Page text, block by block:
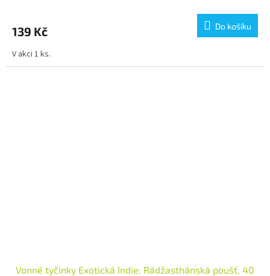
139 Kč Do košíku
V akci 1 ks.
Vonné tyčinky Exotická Indie: Rádžasthánská poušť, 40